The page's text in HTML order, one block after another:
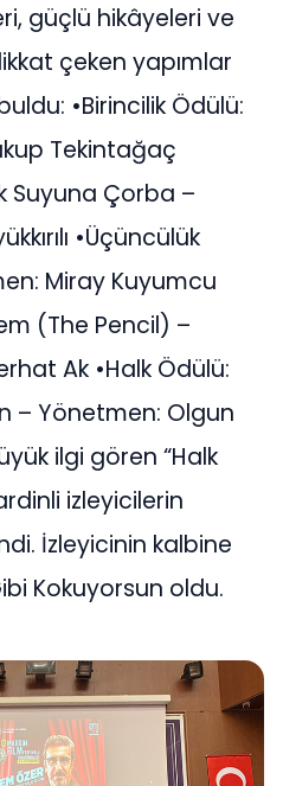
güçlü hikâyeleri ve
çeken yapımlar
•Birincilik Ödülü:
Tekintağaç
Suyuna Çorba –
•Üçüncülük
Miray Kuyumcu
(The Pencil) –
Ak •Halk Ödülü:
– Yönetmen: Olgun
ilgi gören “Halk
izleyicilerin
İzleyicinin kalbine
Kokuyorsun oldu.